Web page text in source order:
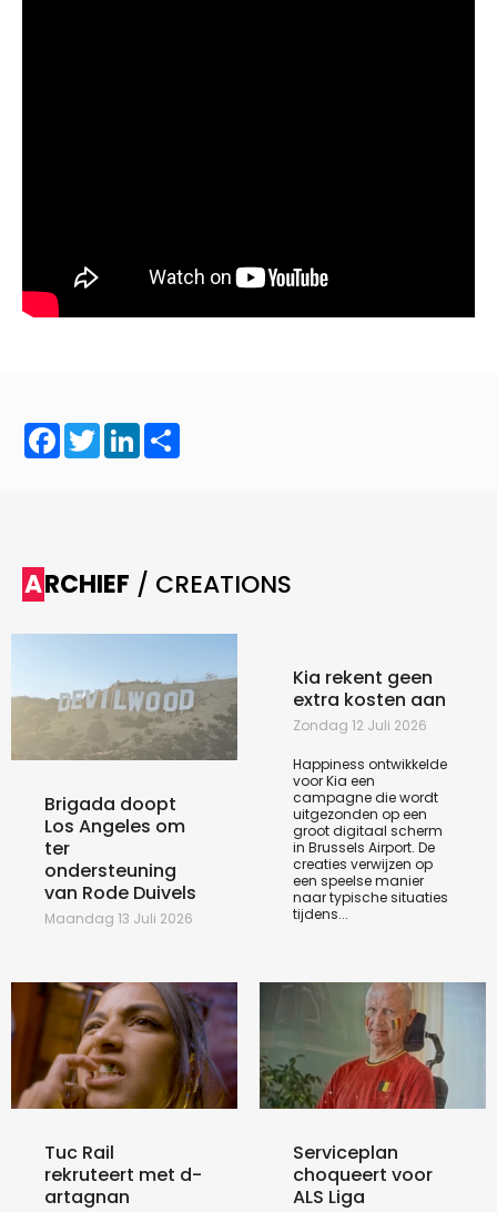
Facebook
TwitterLinkedIn
ARCHIEF / CREATIONS
Brigada doopt
Los Angeles om
ter
ondersteuning
van Rode Duivels
Maandag 13 Juli 2026
Kia rekent geen
extra kosten aan
Zondag 12 Juli 2026
Happiness ontwikkelde
voor Kia een
campagne die wordt
uitgezonden op een
groot digitaal scherm
in Brussels Airport. De
creaties verwijzen op
een speelse manier
naar typische situaties
tijdens...
Tuc Rail
rekruteert met d-
artagnan
Serviceplan
choqueert voor
ALS Liga